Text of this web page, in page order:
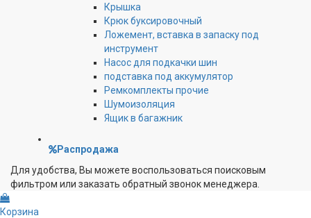
Крышка
Крюк буксировочный
Ложемент, вставка в запаску под
инструмент
Насос для подкачки шин
подставка под аккумулятор
Ремкомплекты прочие
Шумоизоляция
Ящик в багажник
Распродажа
Для удобства, Вы можете воспользоваться поисковым
фильтром или заказать обратный звонок менеджера.
Корзина